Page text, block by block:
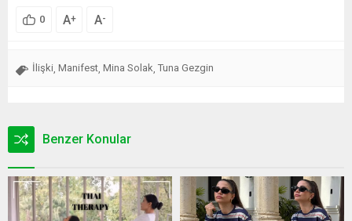
0 A+ A-
İlişki Manifest Mina Solak Tuna Gezgin
Benzer Konular